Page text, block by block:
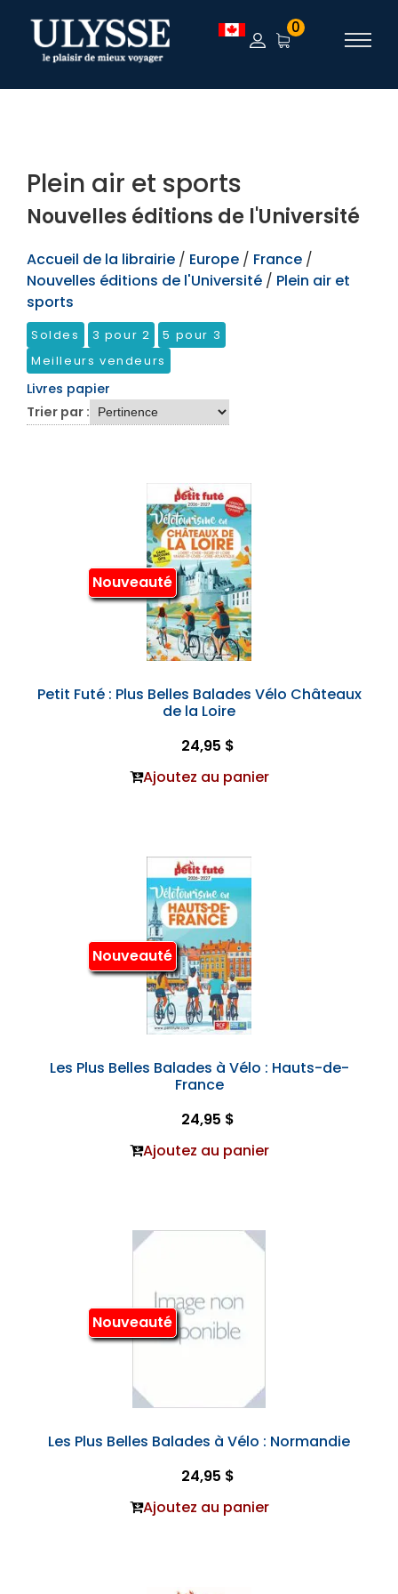
TEST 0
Plein air et sports
Nouvelles éditions de l'Université
Accueil de la librairie / Europe / France /
Nouvelles éditions de l'Université / Plein air et
sports
Soldes 3 pour 2
5 pour 3
Meilleurs vendeurs
Livres papier
Trier par :
Nouveauté
Petit Futé : Plus Belles Balades Vélo Châteaux
de la Loire
24,95 $
Ajoutez au panier
Nouveauté
Les Plus Belles Balades à Vélo : Hauts-de-
France
24,95 $
Ajoutez au panier
Nouveauté
Les Plus Belles Balades à Vélo : Normandie
24,95 $
Ajoutez au panier